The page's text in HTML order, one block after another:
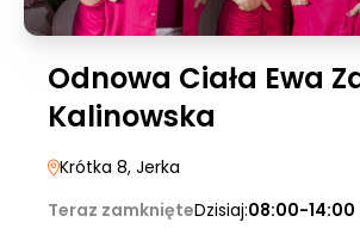
Odnowa Ciała Ewa
Kalinowska
Krótka 8, Jerka
Teraz zamknięteDzisiaj:08:00-14:00